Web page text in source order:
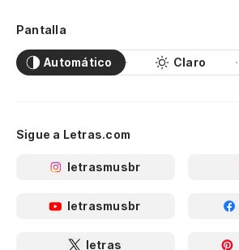
Pantalla
Automático Claro
Sigue a Letras.com
letrasmusbr
letrasmusbr
letras